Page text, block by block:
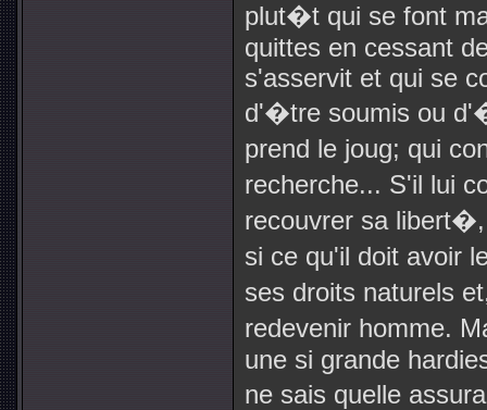
plut�t qui se font
quittes en cessant
s'asservit et qui se
d'�tre soumis ou
prend le joug; qui
recherche... S'il lui
recouvrer sa
si ce qu'il doit avoir
ses droits naturels
redevenir homme.
une si grande
ne sais quelle